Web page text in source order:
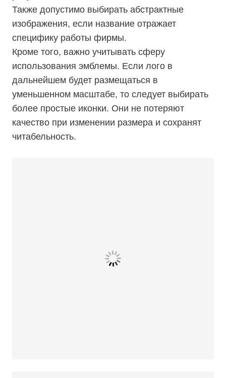
Также допустимо выбирать абстрактные
изображения, если название отражает
специфику работы фирмы.
Кроме того, важно учитывать сферу
использования эмблемы. Если лого в
дальнейшем будет размещаться в
уменьшенном масштабе, то следует выбирать
более простые иконки. Они не потеряют
качество при изменении размера и сохранят
читабельность.